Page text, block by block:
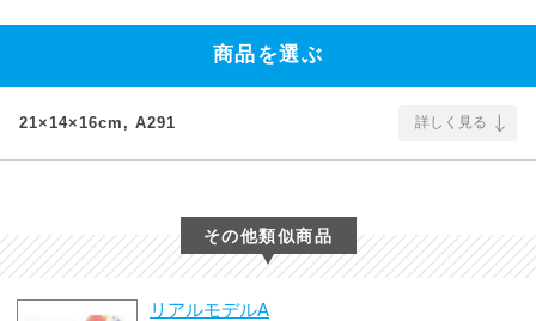
商品を選ぶ
21×14×16cm, A291 詳しく見る
その他類似商品
リアルモデルA